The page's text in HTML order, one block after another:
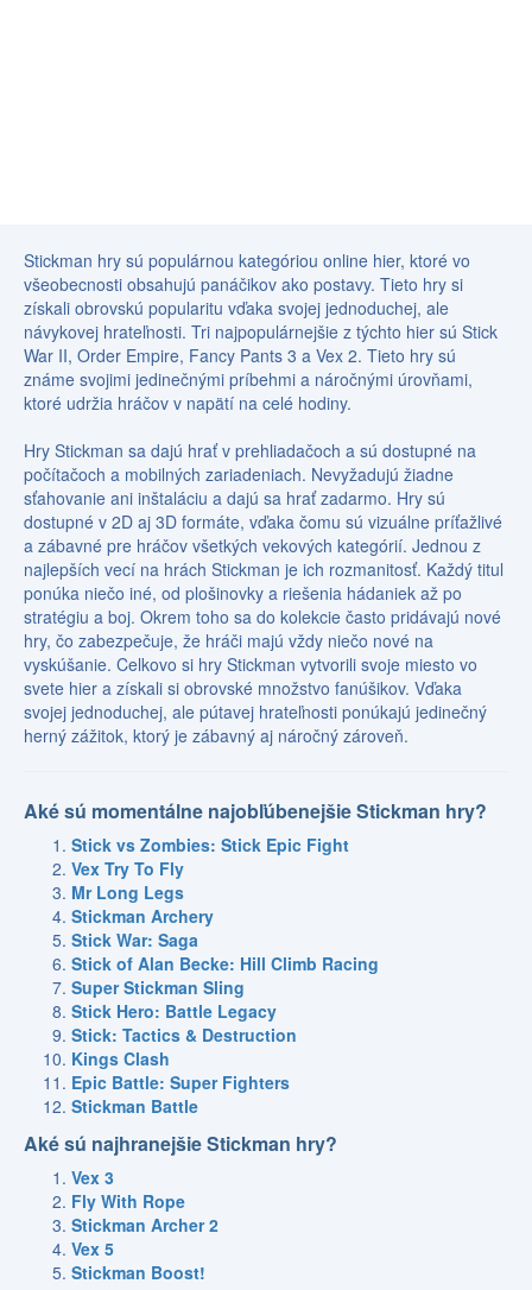
Stickman hry sú populárnou kategóriou online hier, ktoré vo
všeobecnosti obsahujú panáčikov ako postavy. Tieto hry si
získali obrovskú popularitu vďaka svojej jednoduchej, ale
návykovej hrateľnosti. Tri najpopulárnejšie z týchto hier sú Stick
War II, Order Empire, Fancy Pants 3 a Vex 2. Tieto hry sú
známe svojimi jedinečnými príbehmi a náročnými úrovňami,
ktoré udržia hráčov v napätí na celé hodiny.
Hry Stickman sa dajú hrať v prehliadačoch a sú dostupné na
počítačoch a mobilných zariadeniach. Nevyžadujú žiadne
sťahovanie ani inštaláciu a dajú sa hrať zadarmo. Hry sú
dostupné v 2D aj 3D formáte, vďaka čomu sú vizuálne príťažlivé
a zábavné pre hráčov všetkých vekových kategórií. Jednou z
najlepších vecí na hrách Stickman je ich rozmanitosť. Každý titul
ponúka niečo iné, od plošinovky a riešenia hádaniek až po
stratégiu a boj. Okrem toho sa do kolekcie často pridávajú nové
hry, čo zabezpečuje, že hráči majú vždy niečo nové na
vyskúšanie. Celkovo si hry Stickman vytvorili svoje miesto vo
svete hier a získali si obrovské množstvo fanúšikov. Vďaka
svojej jednoduchej, ale pútavej hrateľnosti ponúkajú jedinečný
herný zážitok, ktorý je zábavný aj náročný zároveň.
Aké sú momentálne najobľúbenejšie Stickman hry?
Stick vs Zombies: Stick Epic Fight
Vex Try To Fly
Mr Long Legs
Stickman Archery
Stick War: Saga
Stick of Alan Becke: Hill Climb Racing
Super Stickman Sling
Stick Hero: Battle Legacy
Stick: Tactics & Destruction
Kings Clash
Epic Battle: Super Fighters
Stickman Battle
Aké sú najhranejšie Stickman hry?
Vex 3
Fly With Rope
Stickman Archer 2
Vex 5
Stickman Boost!